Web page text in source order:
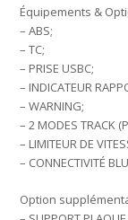
Équipements &
– ABS;
– TC;
– PRISE USBC;
– INDICATEUR
– WARNING;
– 2 MODES TRACK
– LIMITEUR DE
– CONNECTIVITÉ
Option